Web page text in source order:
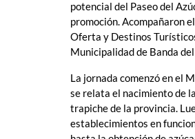
potencial del Paseo del
promoción. Acompañaron
Oferta y Destinos
Municipalidad de Banda
La jornada comenzó en el
se relata el nacimiento de
trapiche de la provincia.
establecimientos en